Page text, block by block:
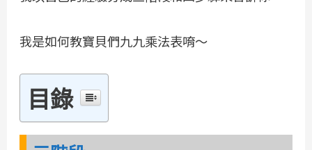
我是如何教寶貝們九九乘法表唷～
目錄